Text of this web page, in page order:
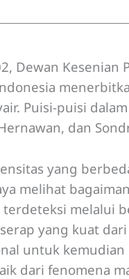
Dewan Kesenian
Puisi-puisi
dan
yang
melihat
melalui
yang kuat
untuk
dari fenomena